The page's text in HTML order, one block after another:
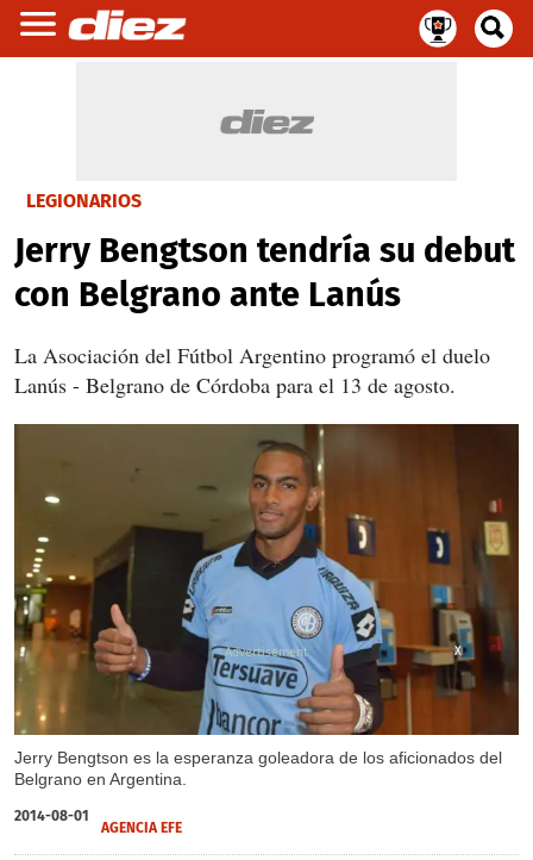
LEGIONARIOS
Jerry Bengtson tendría su debut
con Belgrano ante Lanús
La Asociación del Fútbol Argentino programó el duelo
Lanús - Belgrano de Córdoba para el 13 de agosto.
Jerry Bengtson es la esperanza goleadora de los aficionados del
Belgrano en Argentina.
X
2014-08-01
AGENCIA EFE